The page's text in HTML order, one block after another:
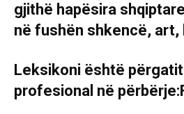
gjithë hapësira
në fushën shkencë,
Leksikoni është
profesional në